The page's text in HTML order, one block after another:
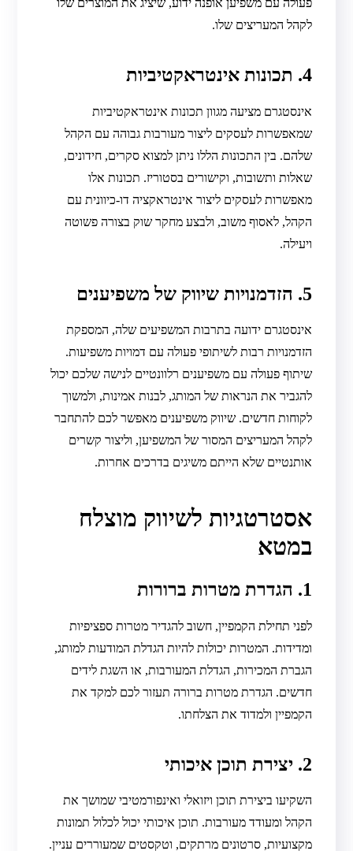
פעולה עם משפיען אופנה ידוע, שיציג את המוצרים שלו
לקהל המעריצים שלו.
4. תכונות אינטראקטיביות
אינסטגרם מציעה מגוון תכונות אינטראקטיביות
שמאפשרות לעסקים ליצור מעורבות גבוהה עם הקהל
שלהם. בין התכונות הללו ניתן למצוא סקרים, חידונים,
שאלות ותשובות, וקישורים בסטוריז. תכונות אלו
מאפשרות לעסקים ליצור אינטראקציה דו-כיוונית עם
הקהל, לאסוף משוב, ולבצע מחקר שוק בצורה פשוטה
ויעילה.
5. הזדמנויות שיווק של משפיענים
אינסטגרם ידועה בתרבות המשפיעים שלה, המספקת
הזדמנויות רבות לשיתופי פעולה עם דמויות משפיעות.
שיתוף פעולה עם משפיענים רלוונטיים לנישה שלכם יכול
להגביר את הנראות של המותג, לבנות אמינות, ולמשוך
לקוחות חדשים. שיווק משפיענים מאפשר לכם להתחבר
לקהל המעריצים המסור של המשפיען, וליצור קשרים
אותנטיים שלא הייתם משיגים בדרכים אחרות.
אסטרטגיות לשיווק מוצלח
במטא
1. הגדרת מטרות ברורות
לפני תחילת הקמפיין, חשוב להגדיר מטרות ספציפיות
ומדידות. המטרות יכולות להיות הגדלת המודעות למותג,
הגברת המכירות, הגדלת המעורבות, או השגת לידים
חדשים. הגדרת מטרות ברורה תעזור לכם למקד את
הקמפיין ולמדוד את הצלחתו.
2. יצירת תוכן איכותי
השקיעו ביצירת תוכן ויזואלי ואינפורמטיבי שמושך את
הקהל ומעודד מעורבות. תוכן איכותי יכול לכלול תמונות
מקצועיות, סרטונים מרתקים, וטקסטים שמעוררים עניין.